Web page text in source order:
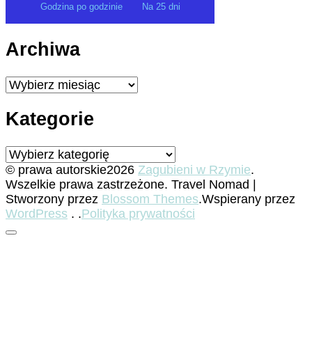
Godzina po godzinie Na 25 dni
Archiwa
Archiwa
Kategorie
Kategorie
© prawa autorskie2026 Zagubieni w Rzymie.
Wszelkie prawa zastrzeżone. Travel Nomad |
Stworzony przez Blossom Themes.Wspierany przez
WordPress . .Polityka prywatności